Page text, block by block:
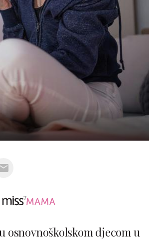
osnovnoškolskom djecom u